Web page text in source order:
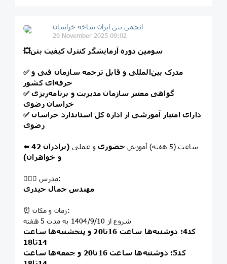
انجمن بتن ایران شاخه خراسان
29 November 2025 09:02
💥سومین دوره آزمایشگر کنترل کیفیت بتن
✅ مدرک بین‌المللی و قابل ترجمه سازمان فنی و
حرفه‌ای کشور
✅ گواهی معتبر سازمان مدیریت و برنامه‌ریزی
خراسان رضوی
✅ دارای امتیاز آموزشی از اداره کل استاندارد خراسان
رضوی
⬅️42 ساعت (5 هفته) آموزش حضوریو عملی (برادران
و خواهران)
👨🏻‍⚖️ مدرس:
مهندس جمال حیدری
⏰ زمان و مکان:
شروع از 1404/9/10 به مدت 5 هفته
کد4: دوشنبه‌ها ساعت 16تا20 و پنجشنبه‌ها ساعت
14تا18
کد5: دوشنبه‌ها ساعت 16تا20 و جمعه‌ها ساعت